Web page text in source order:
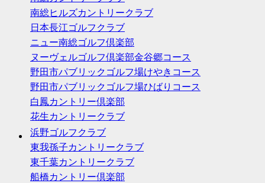
南総ヒルズカントリークラブ
日本長江ゴルフクラブ
ニュー南総ゴルフ倶楽部
ヌーヴェルゴルフ倶楽部金谷郷コース
野田市パブリックゴルフ場けやきコース
野田市パブリックゴルフ場ひばりコース
白鳳カントリー倶楽部
花生カントリークラブ
浜野ゴルフクラブ
東我孫子カントリークラブ
東千葉カントリークラブ
船橋カントリー倶楽部